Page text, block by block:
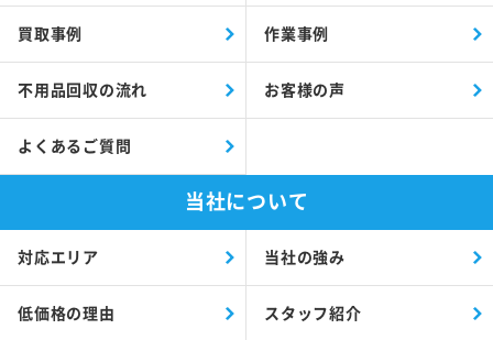
買取事例 作業事例
不用品回収の流れ お客様の声
よくあるご質問
当社について
対応エリア 当社の強み
低価格の理由 スタッフ紹介